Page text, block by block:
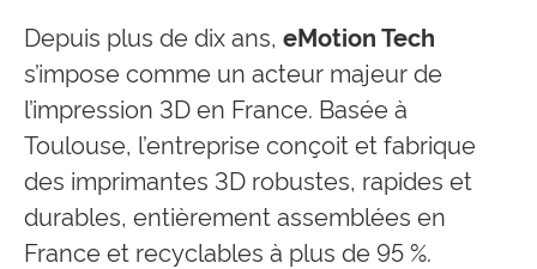
Depuis plus de dix ans, eMotion Tech
s’impose comme un acteur majeur de
l’impression 3D en France. Basée à
Toulouse, l’entreprise conçoit et fabrique
des imprimantes 3D robustes, rapides et
durables, entièrement assemblées en
France et recyclables à plus de 95 %.